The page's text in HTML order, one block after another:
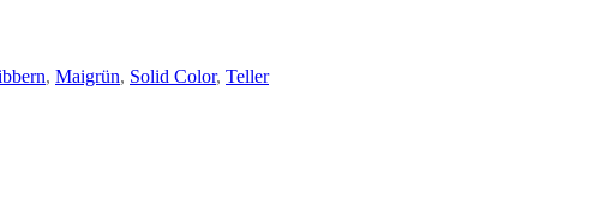
, Maigrün, Solid Color, Teller